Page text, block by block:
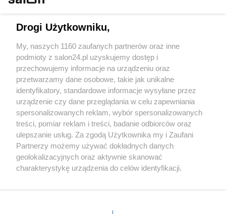
Sport
Społeczeństwo
Kultura
X Facebook Instagram Youtube
Drogi Użytkowniku,
My, naszych 1160 zaufanych partnerów oraz inne
podmioty z salon24.pl uzyskujemy dostęp i
przechowujemy informacje na urządzeniu oraz
przetwarzamy dane osobowe, takie jak unikalne
identyfikatory, standardowe informacje wysyłane przez
urządzenie czy dane przeglądania w celu zapewniania
spersonalizowanych reklam, wybór spersonalizowanych
treści, pomiar reklam i treści, badanie odbiorców oraz
ulepszanie usług. Za zgodą Użytkownika my i Zaufani
Partnerzy możemy używać dokładnych danych
geolokalizacyjnych oraz aktywnie skanować
charakterystykę urządzenia do celów identyfikacji.
zmienić/wycofać klikając przycisk ustawień prywatności